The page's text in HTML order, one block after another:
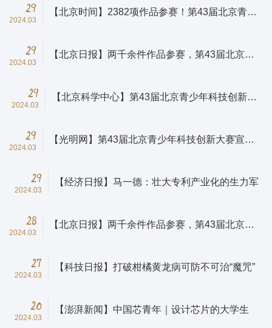
29
2024.03
【北京时间】2382项作品参赛！第43届北京青少
29
2024.03
【北京日报】两千余件作品参赛，第43届北京青
29
2024.03
【北京科学中心】第43届北京青少年科技创新大
29
2024.03
【光明网】第43届北京青少年科技创新大赛宣传
29
2024.03
【经济日报】马一德：壮大专利产业化的生力军
28
2024.03
【北京日报】两千余件作品参赛，第43届北京青
27
2024.03
【科技日报】打破柑橘黄龙病可防不可治“魔咒”
20
2024.03
【澎湃新闻】中国芯青年｜设计芯片的大学生